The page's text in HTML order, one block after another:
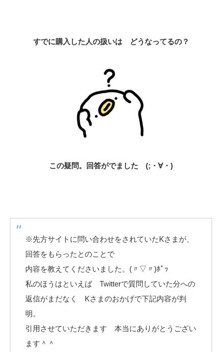
すでに購入した人の扱いは どうなってるの？
この疑問。回答がでました (;・∀・)
※先方サイトに問い合わせをされていたKさまが、
回答をもらったとのことで
内容を教えてくださいました。(〃▽〃)ﾎﾟｯ
私のほうはといえば Twitterで質問していた分への
返信がまだなく Kさまのおかげで下記内容が判
明。
引用させていただきます 本当にありがとうござい
ます＾＾